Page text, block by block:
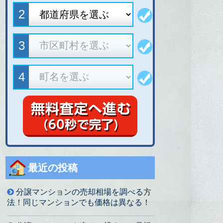
最近の投稿
分譲マンションの売却相場を調べる方
法！同じマンションでも価格は異なる！